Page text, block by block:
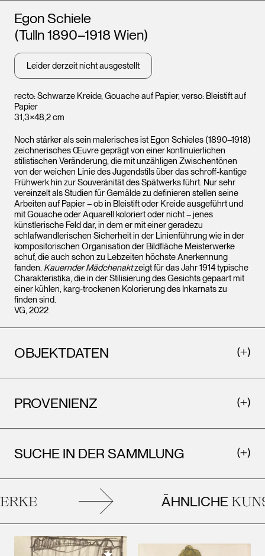
recto: Schwarze Kreide, Gouache auf Papier, verso: Bleistift auf
Papier
31,3×48,2 cm
Künstler*innen
Egon Schiele
(Tulln 1890–1918 Wien)
Leider derzeit nicht ausgestellt
Noch stärker als sein malerisches ist Egon Schieles (1890–1918)
zeichnerisches Œuvre geprägt von einer kontinuierlichen
stilistischen Veränderung, die mit unzähligen Zwischentönen
von der weichen Linie des Jugendstils über das schroff-kantige
Frühwerk hin zur Souveränität des Spätwerks führt. Nur sehr
vereinzelt als Studien für Gemälde zu definieren stellen seine
Arbeiten auf Papier – ob in Bleistift oder Kreide ausgeführt und
mit Gouache oder Aquarell koloriert oder nicht – jenes
künstlerische Feld dar, in dem er mit einer geradezu
schlafwandlerischen Sicherheit in der Linienführung wie in der
kompositorischen Organisation der Bildfläche Meisterwerke
schuf, die auch schon zu Lebzeiten höchste Anerkennung
fanden. Kauernder Mädchenaktzeigt für das Jahr 1914 typische
Charakteristika, die in der Stilisierung des Gesichts gepaart mit
einer kühlen, karg-trockenen Kolorierung des Inkarnats zu
finden sind.
VG, 2022
OBJEKTDATEN
PROVENIENZ
SUCHE IN DER SAMMLUNG
ÄHNLICHE